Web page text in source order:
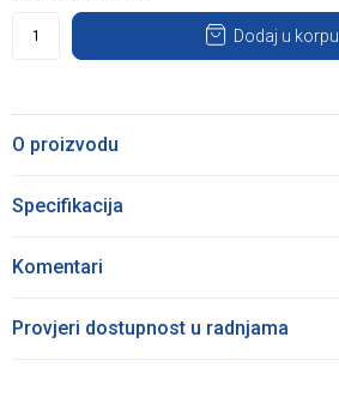
Dodaj u korpu
O proizvodu
Specifikacija
Komentari
Provjeri dostupnost u radnjama